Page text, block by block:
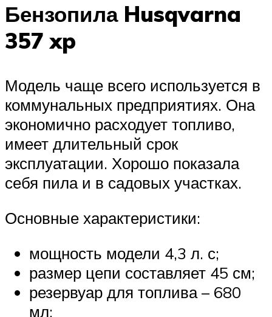
Бензопила Husqvarna
357 xp
Модель чаще всего используется в
коммунальных предприятиях. Она
экономично расходует топливо,
имеет длительный срок
эксплуатации. Хорошо показала
себя пила и в садовых участках.
Основные характеристики:
мощность модели 4,3 л. с;
размер цепи составляет 45 см;
резервуар для топлива – 680
мл;